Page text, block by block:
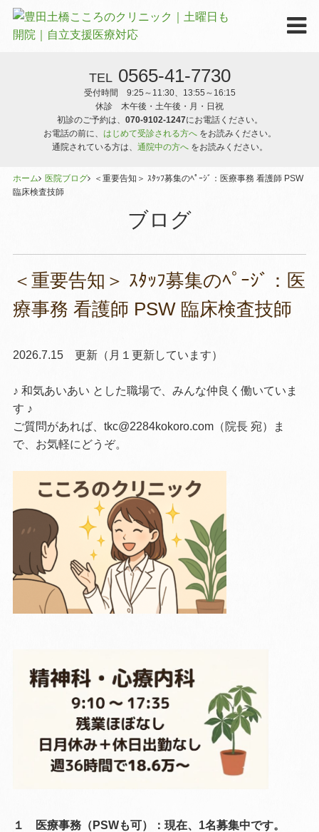
TEL 0565-41-7730
受付時間 9:25～11:30、13:55～16:15
休診 木午後・土午後・月・日祝
初診のご予約は、 070-9102-1247にお電話ください。
お電話の前に、 はじめて受診される方へをお読みください。
通院されている方は、 通院中の方へ をお読みください。
ホーム 医院ブログ
＜重要告知＞ ｽﾀｯﾌ募集のﾍﾟｰｼﾞ：医療事務 看護師 PSW
臨床検査技師
ブログ
＜重要告知＞ ｽﾀｯﾌ募集のﾍﾟｰｼﾞ：医
療事務 看護師 PSW 臨床検査技師
2026.7.15 更新（月１更新しています）
♪ 和気あいあい とした職場で、みんな仲良く働いていま
す ♪
ご質問があれば、tkc@2284kokoro.com（院長 宛）ま
で、お気軽にどうぞ。
１ 医療事務（PSWも可）： 現在、1名募集中です。